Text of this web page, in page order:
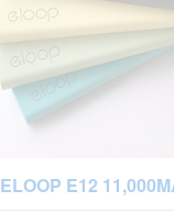
ELOOP E12